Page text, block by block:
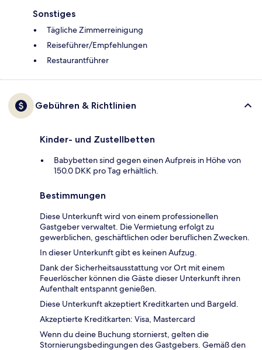
Sonstiges
Tägliche Zimmerreinigung
Reiseführer/Empfehlungen
Restaurantführer
Gebühren & Richtlinien
Kinder- und Zustellbetten
Babybetten sind gegen einen Aufpreis in Höhe von
150.0 DKK pro Tag erhältlich.
Bestimmungen
Diese Unterkunft wird von einem professionellen
Gastgeber verwaltet. Die Vermietung erfolgt zu
gewerblichen, geschäftlichen oder beruflichen Zwecken.
In dieser Unterkunft gibt es keinen Aufzug.
Dank der Sicherheitsausstattung vor Ort mit einem
Feuerlöscher können die Gäste dieser Unterkunft ihren
Aufenthalt entspannt genießen.
Diese Unterkunft akzeptiert Kreditkarten und Bargeld.
Akzeptierte Kreditkarten: Visa, Mastercard
Wenn du deine Buchung stornierst, gelten die
Stornierungsbedingungen des Gastgebers. Gemäß den